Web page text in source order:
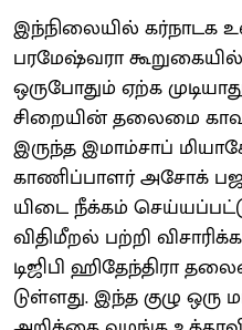
இந்​நிலை​யில் கர்​நாடக
பரமேஷ்வரா
ஒரு​போதும் ஏற்க
சிறை​யின் தலைமை
இருந்த இமாம்​சாப்
காணிப்​பாளர் அசோக்
யிடை நீக்​கம்
விதி​மீறல் பற்றி
டிஜிபி ஹிதேந்​திரா
டுள்​ளது. இந்த குழு